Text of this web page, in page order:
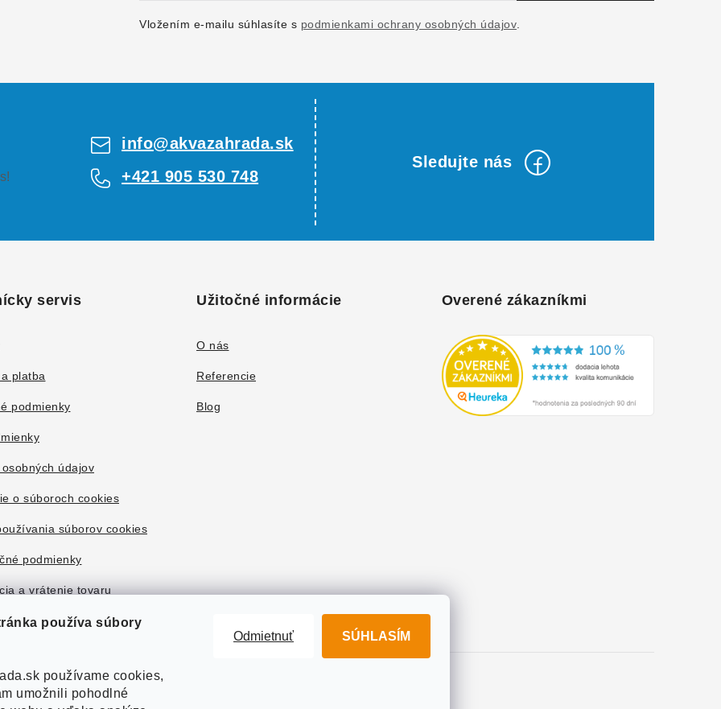
používa súbory
používame cookies,
umožnili pohodlné
Odmietnuť SÚHLASÍM
Vložením e-mailu súhlasíte s podmienkami ochrany osobných údajov
info@akvazahrada.sk
+421 905 530 748
servis
platba
podmienky
údajov
o súboroch cookies
súborov cookies
podmienky
a vrátenie tovaru
Užitočné informácie
O nás
Referencie
Blog
Overené zákazníkmi